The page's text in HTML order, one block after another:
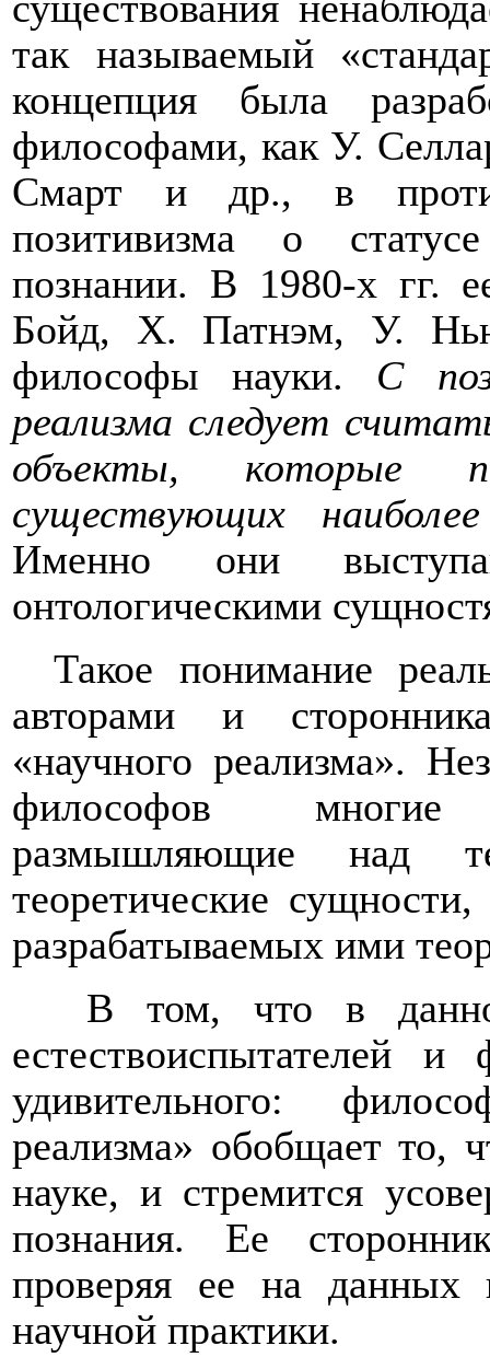
так называемый
концепция была
философами, как У.
Смарт и др., в
позитивизма о
познании. В 1980-х гг.
Бойд, Х. Патнэм, У.
философы науки. С
реализма следует
объекты, которые
существующих
Именно они
онтологическими
Такое понимание
авторами и
«научного реализма».
философов многие
размышляющие над
теоретические
разрабатываемых ими
В том, что в
естествоиспытателей
удивительного:
реализма» обобщает то,
науке, и стремится
познания. Ее
проверяя ее на данных
научной практики.